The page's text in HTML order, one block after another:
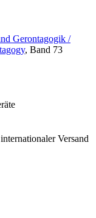
Gerontagogik /
, Band 73
Versand